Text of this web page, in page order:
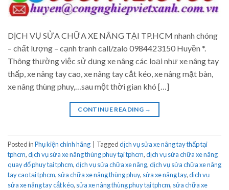
DỊCH VỤ SỬA CHỮA XE NÂNG TẠI TP.HCM nhanh chóng
– chất lượng – cạnh tranh call/zalo 0984423150 Huyền *.
Thông thường việc sử dụng xe nâng các loại như xe nâng tay
thấp, xe nâng tay cao, xe nâng tay cắt kéo, xe nâng mặt bàn,
xe nâng thùng phuy,…sau một thời gian khó […]
CONTINUE READING →
Posted inPhụ kiện chính hãng Taggeddịch vụ sửa xe nâng tay thấp tại
tphcm,dịch vụ sửa xe nâng thùng phuy tại tphcm,dịch vụ sửa chữa xe nâng
quay đổ phuy tại tphcm,dịch vụ sửa chữa xe nâng,dịch vụ sửa chữa xe nâng
tay cao tại tphcm, sửa chữa xe nâng thùng phuy, sửa xe nâng tay,dịch vụ
sửa xe nâng tay cắt kéo, sửa xe nâng thùng phuy tại tphcm, sửa chữa xe